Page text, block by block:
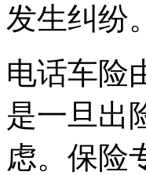
发生纠纷。
电话车险
是一旦出
虑。保险